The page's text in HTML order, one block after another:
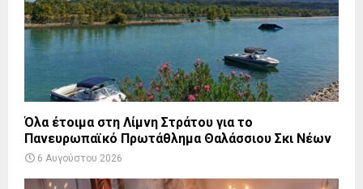
Όλα έτοιμα στη Λίμνη Στράτου για το
Πανευρωπαϊκό Πρωτάθλημα Θαλάσσιου Σκι Νέων
6 Αυγούστου 2026